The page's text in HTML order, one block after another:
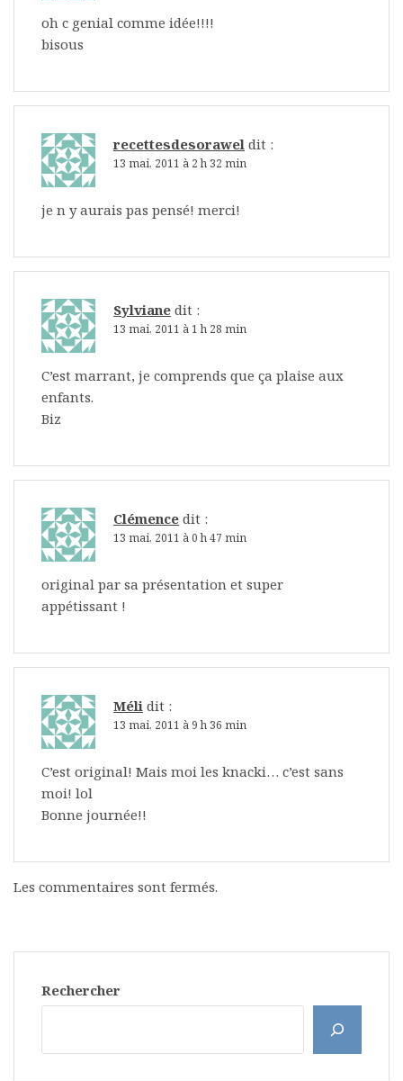
oh c genial comme idée!!!!
bisous
recettesdesorawel dit :
13 mai, 2011 à 2 h 32 min
je n y aurais pas pensé! merci!
Sylviane dit :
13 mai, 2011 à 1 h 28 min
C’est marrant, je comprends que ça plaise aux
enfants.
Biz
Clémence dit :
13 mai, 2011 à 0 h 47 min
original par sa présentation et super
appétissant !
Méli dit :
13 mai, 2011 à 9 h 36 min
C’est original! Mais moi les knacki… c’est sans
moi! lol
Bonne journée!!
Les commentaires sont fermés.
Rechercher